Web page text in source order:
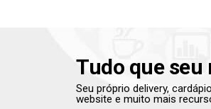
Tudo que
Seu próprio delivery,
website e muito mais